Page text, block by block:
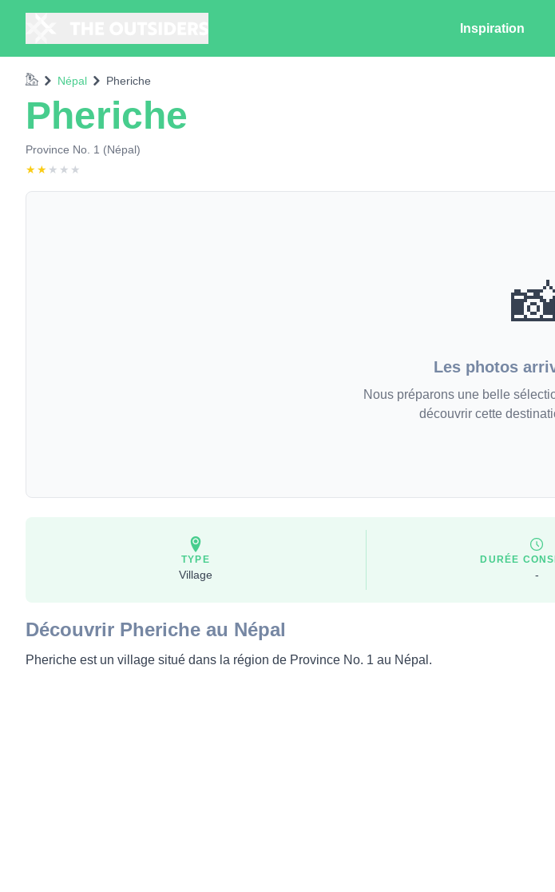
Inspiration
Accueil
Népal Pheriche
Pheriche
Province No. 1 (Népal)
★★ ★ ★ ★
Les photos
Nous préparons une belle
découvrir cette
TYPE
Village
DURÉE
-
Découvrir Pheriche au Népal
Pheriche est un village situé dans la région de Province No. 1 au Népal.